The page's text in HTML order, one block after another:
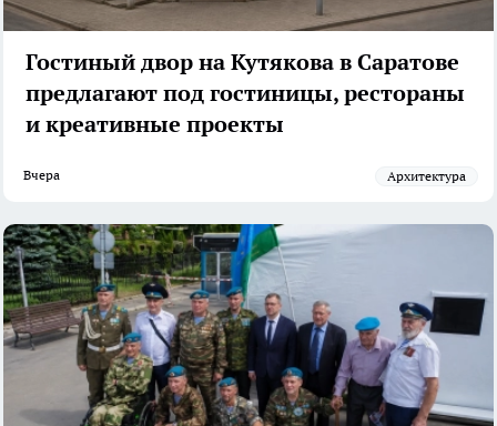
Гостиный двор на Кутякова в Саратове
предлагают под гостиницы, рестораны
и креативные проекты
Вчера архитектура